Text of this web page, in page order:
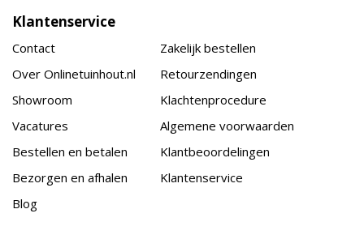
Klantenservice
Contact
Over Onlinetuinhout.nl
Showroom
Vacatures
Bestellen en betalen
Bezorgen en afhalen
Blog
Zakelijk bestellen
Retourzendingen
Klachtenprocedure
Algemene voorwaarden
Klantbeoordelingen
Klantenservice